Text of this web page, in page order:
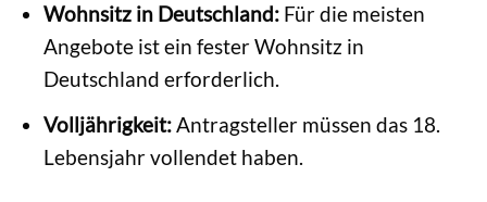
Wohnsitz in Deutschland:Für die meisten
Angebote ist ein fester Wohnsitz in
Deutschland erforderlich.
Volljährigkeit:Antragsteller müssen das 18.
Lebensjahr vollendet haben.